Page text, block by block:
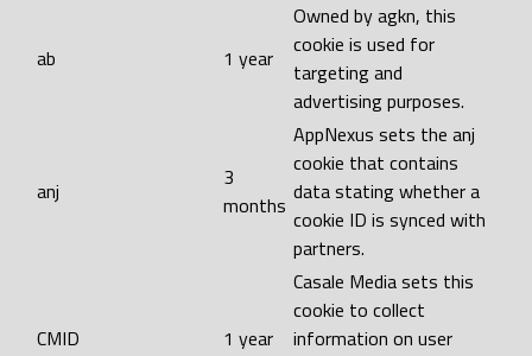
ab 1 year
Owned by agkn, this
cookie is used for
targeting and
advertising purposes.
anj
3
months
AppNexus sets the anj
cookie that contains
data stating whether a
cookie ID is synced with
partners.
CMID 1 year
Casale Media sets this
cookie to collect
information on user